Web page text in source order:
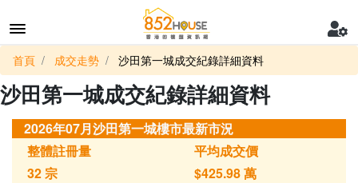
首頁 成交走勢 沙田第一城成交紀錄詳細資料
沙田第一城成交紀錄詳細資料
2026年07月沙田第一城樓市最新市況
整體註冊量
32宗
平均成交價
$425.98萬